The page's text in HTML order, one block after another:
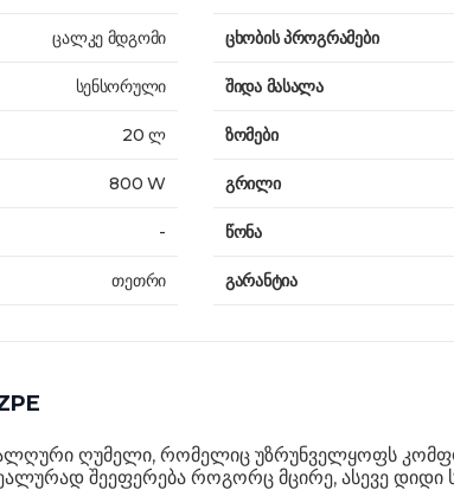
ცალკე მდგომი
სენსორული
20 ლ
800 W
-
თეთრი
ცხობის პროგრამები
შიდა მასალა
ზომები
გრილი
წონა
გარანტია
ღუმელი, რომელიც უზრუნველყოფს
შეეფერება როგორც მცირე, ასევე დიდი